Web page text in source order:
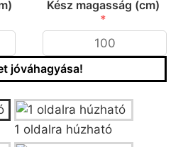
Kész magasság (cm)
jóváhagyása!
1 oldalra húzható